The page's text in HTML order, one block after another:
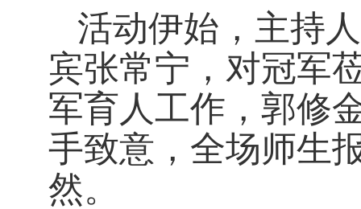
活动伊始，主持
宾张常宁，对冠军
军育人工作，郭修
手致意，全场师生
然。